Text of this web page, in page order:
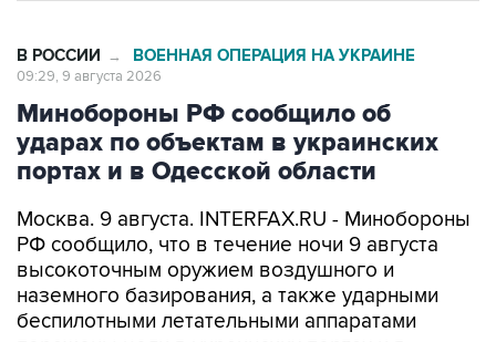
Минобороны РФ сообщило об
ударах по объектам в украинских
портах и в Одесской области
Москва. 9 августа. INTERFAX.RU - Минобороны
высокоточным оружием воздушного и
наземного базирования, а также ударными
беспилотными летательными аппаратами
поражены цели в украинских портах и в
Одесской области.